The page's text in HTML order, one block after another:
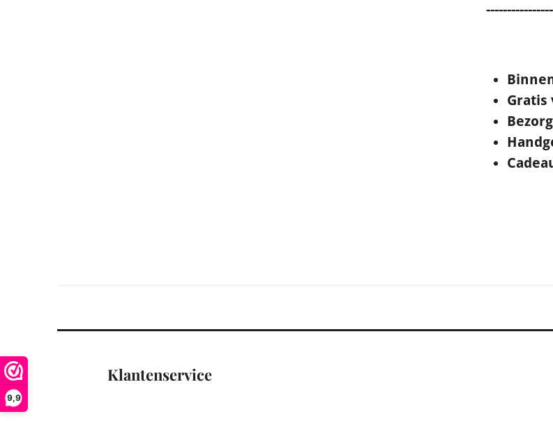
9,9
Gratis
Klantenservice